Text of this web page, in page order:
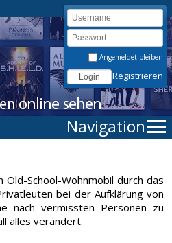
Angemeldet bleiben
Registrieren
Navigation
School-Wohnmobil durch das
bei der Aufklärung von
nach vermissten Personen zu
alles verändert.